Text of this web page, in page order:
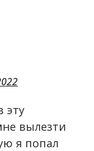
эту
вылезти
я попал